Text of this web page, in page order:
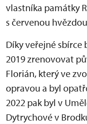
vlastníka památky
s červenou
Díky veřejné sbírce
2019 zrenovovat
Florián, který ve
opravou a byl
2022 pak byl v
Dytrychové v